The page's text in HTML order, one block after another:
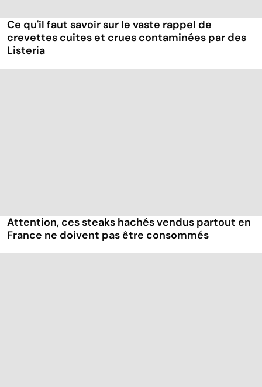
Ce qu'il faut savoir sur le vaste rappel de
crevettes cuites et crues contaminées par des
Listeria
Attention, ces steaks hachés vendus partout en
France ne doivent pas être consommés